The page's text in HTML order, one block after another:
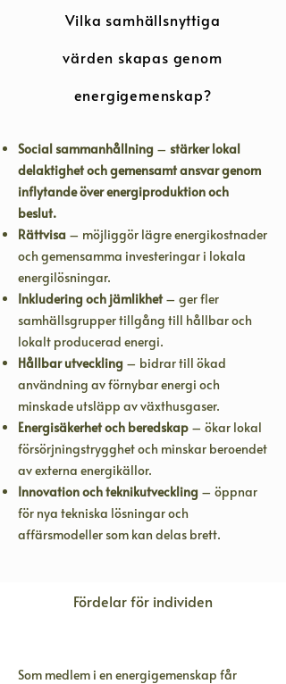
Vilka samhällsnyttiga
värden skapas genom
energigemenskap?
Social sammanhållning – stärker lokal
delaktighet och gemensamt ansvar genom
inflytande över energiproduktion och
beslut.
Rättvisa – möjliggör lägre energikostnader
och gemensamma investeringar i lokala
energilösningar.
Inkludering och jämlikhet– ger fler
samhällsgrupper tillgång till hållbar och
lokalt producerad energi.
Hållbar utveckling – bidrar till ökad
användning av förnybar energi och
minskade utsläpp av växthusgaser.
Energisäkerhet och beredskap – ökar lokal
försörjningstrygghet och minskar beroendet
av externa energikällor.
Innovation och teknikutveckling – öppnar
för nya tekniska lösningar och
affärsmodeller som kan delas brett.
Fördelar för individen
Som medlem i en energigemenskap får